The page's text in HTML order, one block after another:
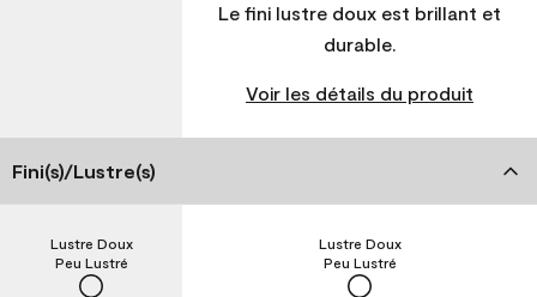
Le fini lustre doux est brillant et
durable.
Voir les détails du produit
Fini(s)/Lustre(s)
Peu Lustré
Lustre Doux
Peu Lustré
Lustre Doux